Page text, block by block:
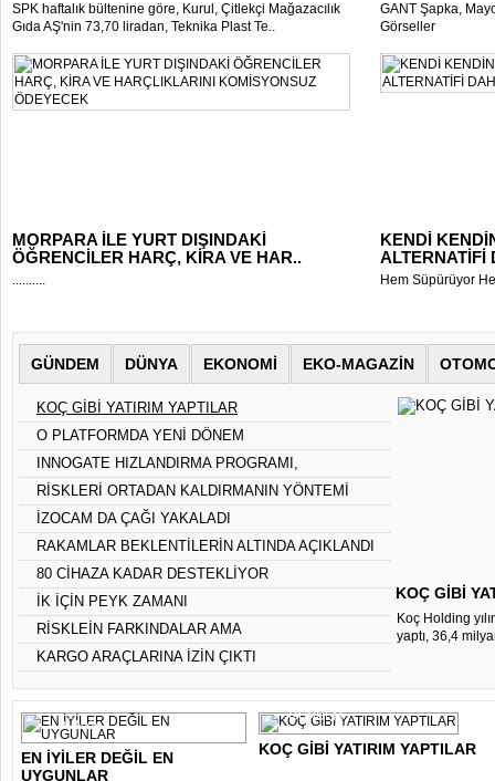
SPK haftalık bültenine göre, Kurul, Çitlekçi Mağazacılık
Gıda AŞ'nin 73,70 liradan, Teknika Plast Te..
MORPARA İLE YURT DIŞINDAKİ
ÖĞRENCİLER HARÇ, KİRA VE HAR..
..........
GANT Şapka,
Görseller
KENDİ
ALTERNATİFİ
Hem Süpürüyor
GÜNDEM DÜNYA EKONOMİ EKO-MAGAZİN
KOÇ GİBİ
Koç Holding
yaptı, 36,4
KOÇ GİBİ YATIRIM YAPTILAR
O PLATFORMDA YENİ DÖNEM
INNOGATE HIZLANDIRMA PROGRAMI,
GİRİŞİMLERİ SİLİKON..
RİSKLERİ ORTADAN KALDIRMANIN YÖNTEMİ
İLETİŞİMDEN G..
İZOCAM DA ÇAĞI YAKALADI
RAKAMLAR BEKLENTİLERİN ALTINDA AÇIKLANDI
80 CİHAZA KADAR DESTEKLİYOR
İK İÇİN PEYK ZAMANI
RİSKLEİN FARKINDALAR AMA
KARGO ARAÇLARINA İZİN ÇIKTI
EN İYİLER DEĞİL EN
UYGUNLAR
DÜNYA
KOÇ GİBİ YATIRIM YAPTILAR
GÜNDEM